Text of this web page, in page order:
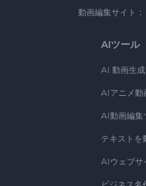
動画編集サイト：
AIツール
AI 動画生成
AIアニメ動
AI動画編集
テキストを
AIウェブサ